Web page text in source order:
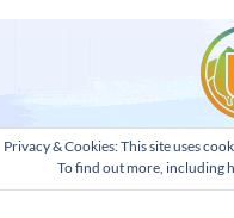
Privacy & Cookies: This site uses
To find out more, including